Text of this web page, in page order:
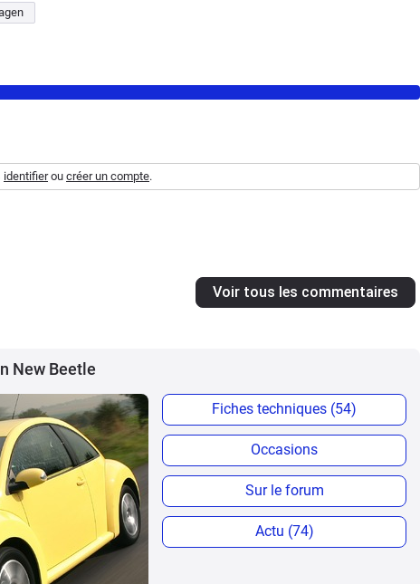
identifierou créer un compte.
Voir tous les commentaires
New Beetle
Fiches techniques (54)
Occasions
Sur le forum
Actu (74)